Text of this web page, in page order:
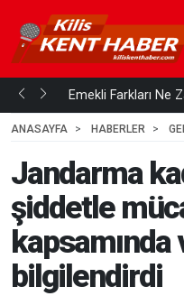
mi... Emekli Farkları Ne
ANASAYFA
HABERLER
Jandarma
şiddetle
kapsamında
bilgilendirdi